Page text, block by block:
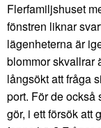
Flerfamiljshuset
fönstren liknar
lägenheterna är
blommor skvallrar
långsökt att fråga
port. För de också
gör, i ett försök att